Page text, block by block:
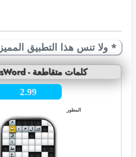
* ولا تنس هذا التطبيق المميز
Ar CrossWord - كلمات متقاطعة
2.99
المطور